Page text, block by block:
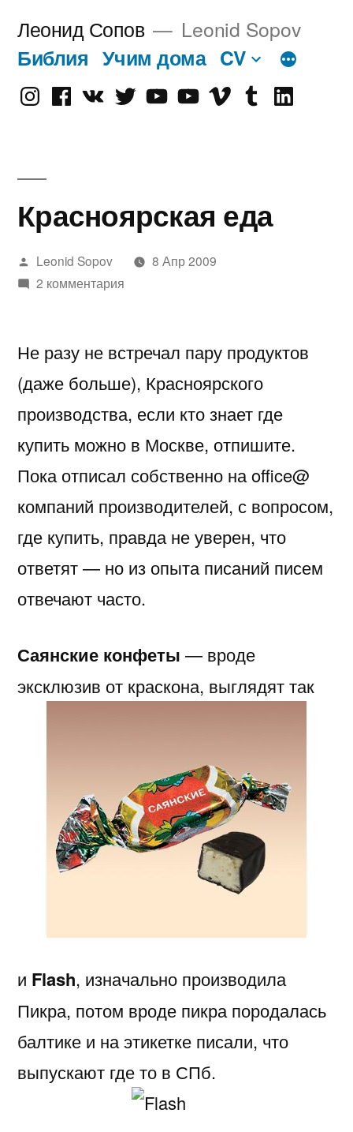
Леонид Сопов Leonid Sopov
Библия Учим дома CV
InstagramFacebook
VK TwitterYoutube
Old Vimeotumblrlinkedin
Красноярская еда
Написано
автором
Leonid Sopov
8 Апр 2009
2 комментария
Не разу не встречал пару продуктов
(даже больше), Красноярского
производства, если кто знает где
купить можно в Москве, отпишите.
Пока отписал собственно на office@
компаний производителей, с вопросом,
где купить, правда не уверен, что
ответят — но из опыта писаний писем
отвечают часто.
Саянские конфеты — вроде
эксклюзив от краскона, выглядят так
и Flash, изначально производила
Пикра, потом вроде пикра породалась
балтике и на этикетке писали, что
выпускают где то в СПб.